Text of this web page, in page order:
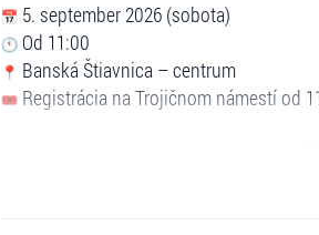
5. september 2026 (sobota)
Od 11:00
Banská Štiavnica – centrum
Registrácia na Trojičnom námestí od
počas ktorého vás na jednotlivých